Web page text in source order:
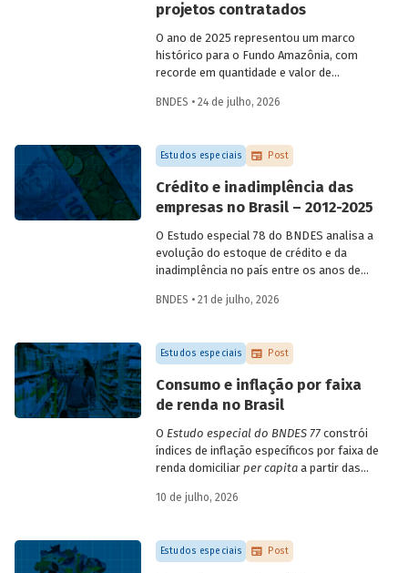
projetos contratados
O ano de 2025 representou um marco
histórico para o Fundo Amazônia, com
recorde em quantidade e valor de
desembolsos: foram 22 operações
bilhões, além de R$ 387 milhões
desembolsados. Ainda no período, foram
contratados 25 novos projetos.
BNDES • 24 de julho, 2026
Estudos especiais Post
Crédito e inadimplência das
empresas no Brasil – 2012-2025
O Estudo especial 78 do BNDES analisa a
evolução do estoque de crédito e da
inadimplência no país entre os anos de
analíticos complementares: o porte da
econômica.
BNDES • 21 de julho, 2026
Estudos especiais Post
Consumo e inflação por faixa
de renda no Brasil
O Estudo especial do BNDES 77constrói
índices de inflação específicos por faixa de
renda domiciliar per capitaa partir das
associadas às variações de preços dos
ainda os microdados da Pnad Contínua
para analisar a evolução da renda dos
10 de julho, 2026
Estudos especiais Post